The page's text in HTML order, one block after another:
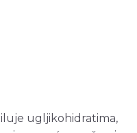
ugljikohidratima,